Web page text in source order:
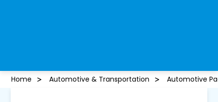
Home Automotive & Transportation Automotive